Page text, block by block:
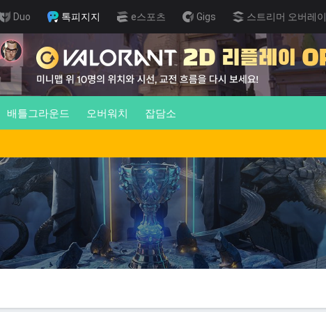
Duo 톡피지지 e스포츠 Gigs 스트리머 오버레이
배틀그라운드 오버워치 잡담소